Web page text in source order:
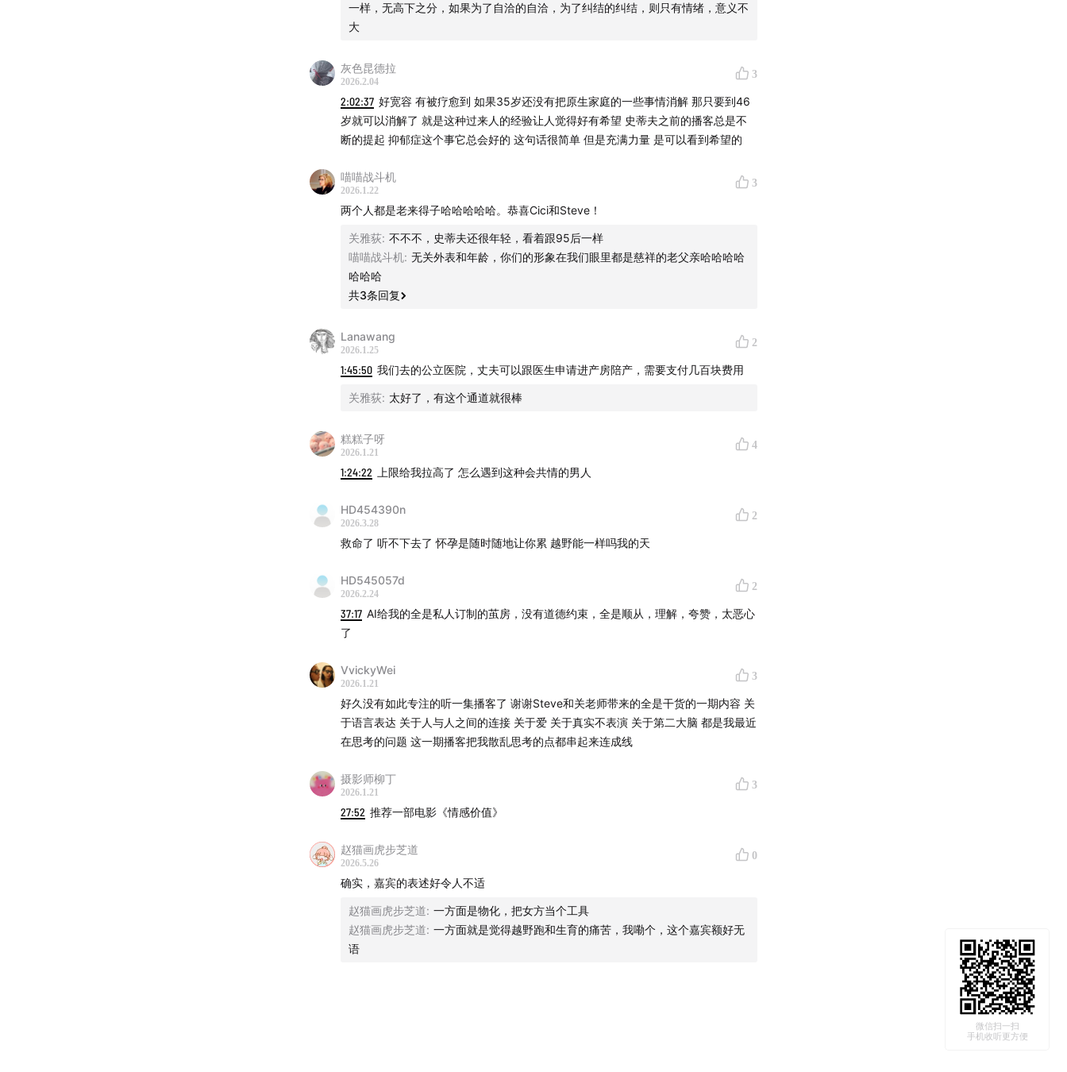
一样，无高下之分，如果为了自洽的自洽，为了纠结的纠结，则只有情绪，意义不
大
灰色昆德拉
2026.2.04
3
2:02:37 好宽容 有被疗愈到 如果35岁还没有把原生家庭的一些事情消解 那只要到46
岁就可以消解了 就是这种过来人的经验让人觉得好有希望 史蒂夫之前的播客总是不
断的提起 抑郁症这个事它总会好的 这句话很简单 但是充满力量 是可以看到希望的
喵喵战斗机
2026.1.22
3
两个人都是老来得子哈哈哈哈哈。恭喜Cici和Steve！
关雅荻: 不不不，史蒂夫还很年轻，看着跟95后一样
喵喵战斗机: 无关外表和年龄，你们的形象在我们眼里都是慈祥的老父亲哈哈哈哈
哈哈哈
共3条回复
Lanawang
2026.1.25
2
1:45:50 我们去的公立医院，丈夫可以跟医生申请进产房陪产，需要支付几百块费用
关雅荻: 太好了，有这个通道就很棒
糕糕子呀
2026.1.21
4
1:24:22 上限给我拉高了 怎么遇到这种会共情的男人
HD454390n
2026.3.28
2
救命了 听不下去了 怀孕是随时随地让你累 越野能一样吗我的天
HD545057d
2026.2.24
2
37:17 AI给我的全是私人订制的茧房，没有道德约束，全是顺从，理解，夸赞，太恶心
了
VvickyWei
2026.1.21
3
好久没有如此专注的听一集播客了 谢谢Steve和关老师带来的全是干货的一期内容 关
于语言表达 关于人与人之间的连接 关于爱 关于真实不表演 关于第二大脑 都是我最近
在思考的问题 这一期播客把我散乱思考的点都串起来连成线
摄影师柳丁
2026.1.21
3
27:52 推荐一部电影《情感价值》
赵猫画虎步芝道
2026.5.26
0
确实，嘉宾的表述好令人不适
赵猫画虎步芝道: 一方面是物化，把女方当个工具
赵猫画虎步芝道: 一方面就是觉得越野跑和生育的痛苦，我嘞个，这个嘉宾额好无
语
微信扫一扫
手机收听更方便